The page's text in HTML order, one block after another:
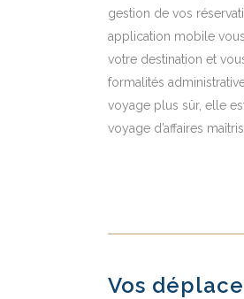
gestion de vos
application mobile
votre destination et
formalités
voyage plus sûr, elle
voyage d’affaires
Vos